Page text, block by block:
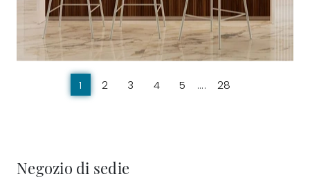
1 2 3 4 5 .... 28
Negozio di sedie